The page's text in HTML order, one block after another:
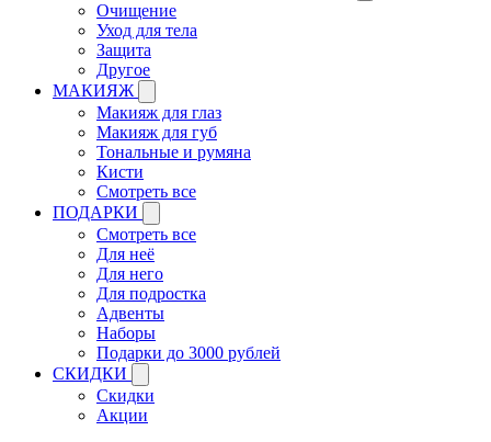
Очищение
Уход для тела
Защита
Другое
МАКИЯЖ
Макияж для глаз
Макияж для губ
Тональные и румяна
Кисти
Смотреть все
ПОДАРКИ
Смотреть все
Для неё
Для него
Для подростка
Адвенты
Наборы
Подарки до 3000 рублей
СКИДКИ
Скидки
Акции